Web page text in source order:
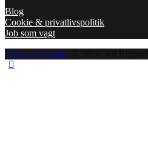
Blog
Cookie & privatlivspolitik
Job som vagt
Wellsys Security